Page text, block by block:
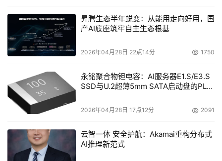
昇腾生态半年蜕变：从能用走向好用，国
产AI底座筑牢自主生态根基
2026年04月28日 22点14分 1750
永铭聚合物钽电容：AI服务器E1.S/E3.S
SSD与U.2超薄5mm SATA启动盘的PLP
2026年04月28日 17点12分 2091
云智一体 安全护航：Akamai重构分布式
AI推理新范式